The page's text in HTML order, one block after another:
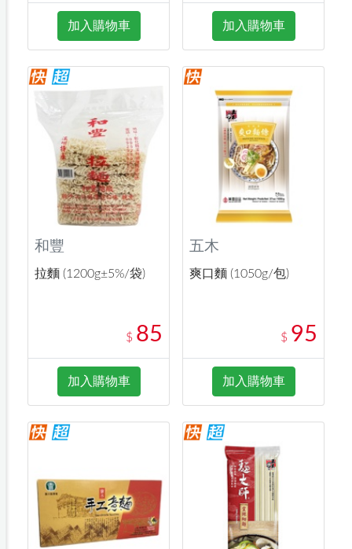
加入購物車 加入購物車
和豐
拉麵 (1200g±5%/袋)
$ 85
加入購物車
五木
爽口麵 (1050g/包)
$ 95
加入購物車